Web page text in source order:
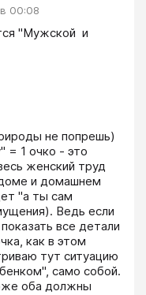
00:08
"Мужской  и
не попрешь)
= 1 очко - это
женский труд
и домашнем
"а ты сам
Ведь если
все детали
как в этом
тут ситуацию
само собой.
оба должны